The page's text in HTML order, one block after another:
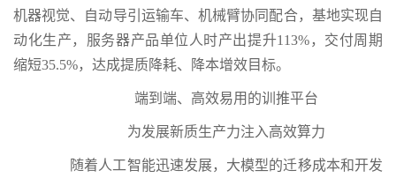
机器视觉、自动导引运输车、机械臂协同配合，基地实现自
动化生产，服务器产品单位人时产出提升113%，交付周期
缩短35.5%，达成提质降耗、降本增效目标。
端到端、高效易用的训推平台
为发展新质生产力注入高效算力
随着人工智能迅速发展，大模型的迁移成本和开发